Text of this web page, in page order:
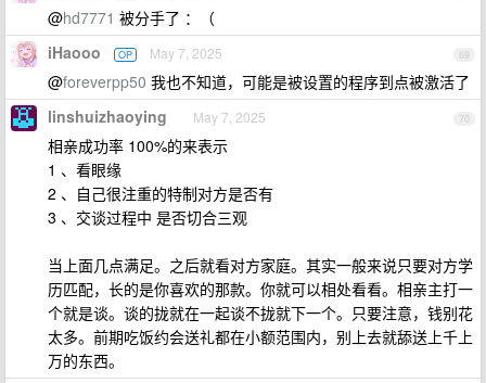
@hd7771 被分手了 ：（
69
iHaooo OP May 7, 2025
@foreverpp50 我也不知道，可能是被设置的程序到点被激活了
70
linshuizhaoying May 7, 2025
相亲成功率 100%的来表示
1 、看眼缘
2 、自己很注重的特制对方是否有
3 、交谈过程中 是否切合三观
当上面几点满足。之后就看对方家庭。其实一般来说只要对方学
历匹配，长的是你喜欢的那款。你就可以相处看看。相亲主打一
个就是谈。谈的拢就在一起谈不拢就下一个。只要注意，钱别花
太多。前期吃饭约会送礼都在小额范围内，别上去就舔送上千上
万的东西。